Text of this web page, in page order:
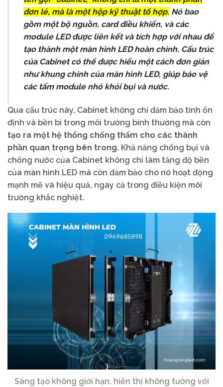
đơn lẻ, mà là một hộp kỹ thuật tổ hợp. Nó bao
gồm một bộ nguồn, card điều khiển, và các
module LED được liên kết và tích hợp với nhau để
tạo thành một màn hình LED hoàn chỉnh. Cấu trúc
của Cabinet có thể được hiểu một cách đơn giản
như khung chính của màn hình LED, giúp bảo vệ
các tấm module nhỏ khỏi bụi và nước.
Qua cấu trúc này, Cabinet không chỉ đảm bảo tính ổn
định và bền bỉ trong môi trường bình thường mà còn
tạo ra một hệ thống chống thấm cho các thành
phần quan trọng bên trong. Khả năng chống bụi và
chống nước của Cabinet không chỉ làm tăng độ bền
của màn hình LED mà còn đảm bảo cho nó hoạt động
mạnh mẽ và hiệu quả, ngay cả trong điều kiện môi
trường khắc nghiệt.
Sáng tạo không giới hạn, hiển thị không tưởng với